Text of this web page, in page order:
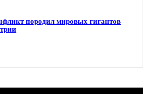
породил мировых гигантов